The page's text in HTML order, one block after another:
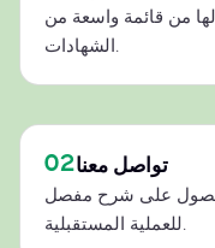
لها من قائمة واسعة من
الشهادات.
02تواصل معنا
على شرح مفصل
للعملية المستقبلية.